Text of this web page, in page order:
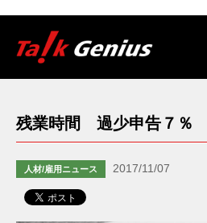
残業時間 過少申告７％
人材/雇用ニュース 2017/11/07